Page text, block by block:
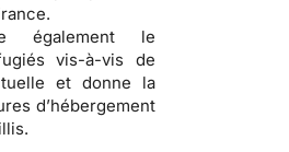
.
égalementle
vis-à-vis de
et donne la
d’hébergement